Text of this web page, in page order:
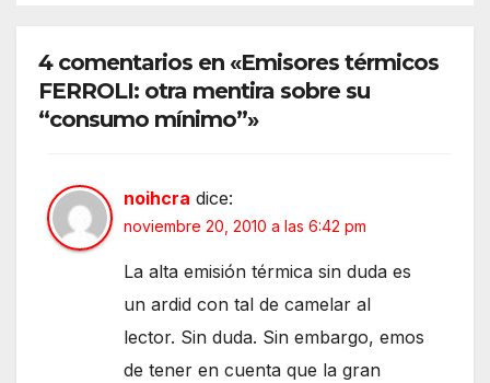
4 comentarios en «Emisores térmicos
FERROLI: otra mentira sobre su
“consumo mínimo”»
noihcra dice:
noviembre 20, 2010 a las 6:42 pm
La alta emisión térmica sin duda es
un ardid con tal de camelar al
lector. Sin duda. Sin embargo, emos
de tener en cuenta que la gran